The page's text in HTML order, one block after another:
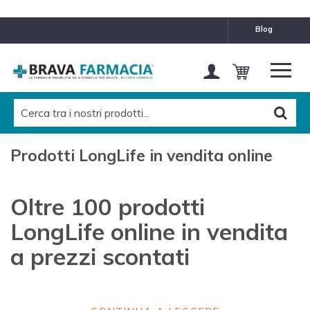
blog
MARCHE
CATEGORIES LEVEL 1
CATEGORIES LEVEL 2
CATEGORIES LEVEL 3
Prodotti LongLife in vendita online
Oltre 100 prodotti
LongLife online in vendita
a prezzi scontati